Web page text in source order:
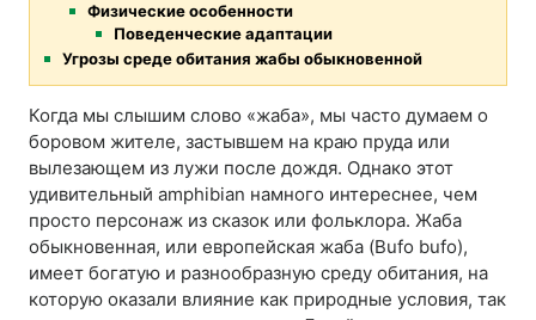
Физические особенности
Поведенческие адаптации
Угрозы среде обитания жабы обыкновенной
Когда мы слышим слово «жаба», мы часто думаем о
боровом жителе, застывшем на краю пруда или
вылезающем из лужи после дождя. Однако этот
удивительный amphibian намного интереснее, чем
просто персонаж из сказок или фольклора. Жаба
обыкновенная, или европейская жаба (Bufo bufo),
имеет богатую и разнообразную среду обитания, на
которую оказали влияние как природные условия, так